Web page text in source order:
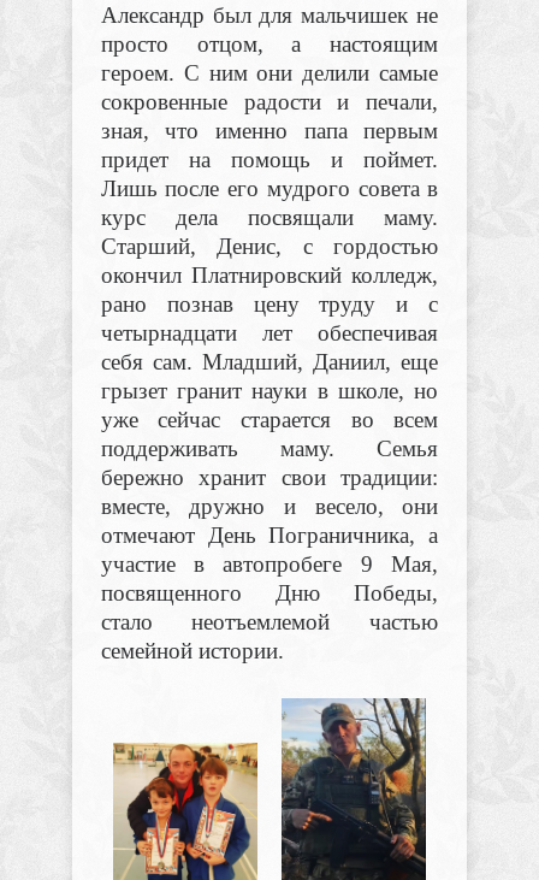
Александр был для мальчишек не
просто отцом, а настоящим
героем. С ним они делили самые
сокровенные радости и печали,
зная, что именно папа первым
придет на помощь и поймет.
Лишь после его мудрого совета в
курс дела посвящали маму.
Старший, Денис, с гордостью
окончил Платнировский колледж,
рано познав цену труду и с
четырнадцати лет обеспечивая
себя сам. Младший, Даниил, еще
грызет гранит науки в школе, но
уже сейчас старается во всем
поддерживать маму. Семья
бережно хранит свои традиции:
вместе, дружно и весело, они
отмечают День Пограничника, а
участие в автопробеге 9 Мая,
посвященного Дню Победы,
стало неотъемлемой частью
семейной истории.